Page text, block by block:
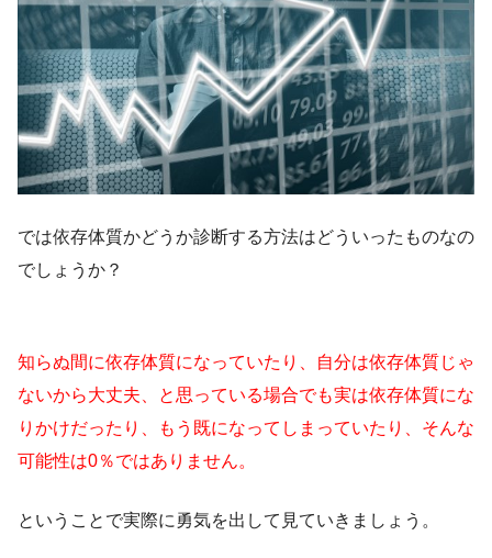
では依存体質かどうか診断する方法はどういったものなの
でしょうか？
知らぬ間に依存体質になっていたり、自分は依存体質じゃ
ないから大丈夫、と思っている場合でも実は依存体質にな
りかけだったり、もう既になってしまっていたり、そんな
可能性は0％ではありません。
ということで実際に勇気を出して見ていきましょう。